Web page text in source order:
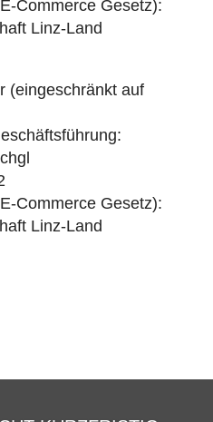
Commerce Gesetz):
Linz-Land
(eingeschränkt auf
Commerce Gesetz):
Linz-Land